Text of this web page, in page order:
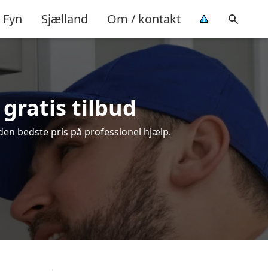
Fyn Sjælland Om / kontakt
tilbud
bedste pris på professionel hjælp.